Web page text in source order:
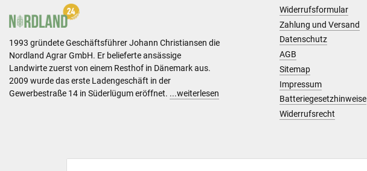
1993 gründete Geschäftsführer Johann Christiansen die
Nordland Agrar GmbH. Er belieferte ansässige
Landwirte zuerst von einem Resthof in Dänemark aus.
2009 wurde das erste Ladengeschäft in der
Gewerbestraße 14 in Süderlügum eröffnet. ...weiterlesen
Widerrufsformular
Zahlung und Versand
Datenschutz
AGB
Sitemap
Impressum
Batteriegesetzhinweise
Widerrufsrecht